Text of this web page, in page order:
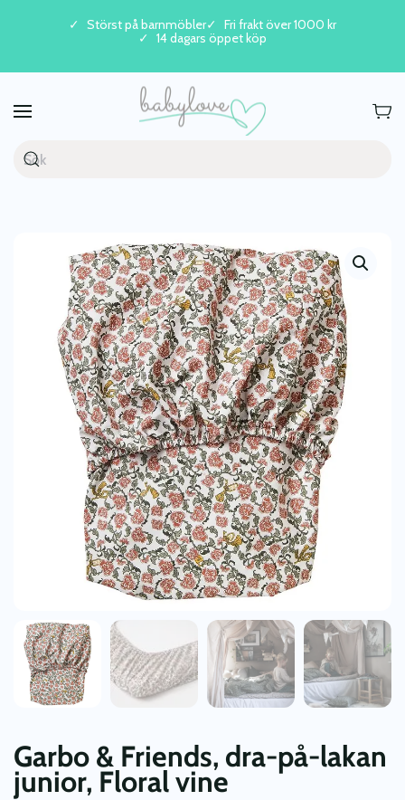
Skip to main content
Störst på barnmöbler
Fri frakt över 1000 kr
14 dagars öppet köp
Garbo & Friends, dra-på-lakan
junior, Floral vine